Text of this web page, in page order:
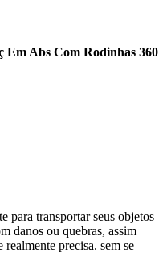
Em Abs Com Rodinhas 360
para transportar seus objetos
danos ou quebras, assim
precisa. sem se